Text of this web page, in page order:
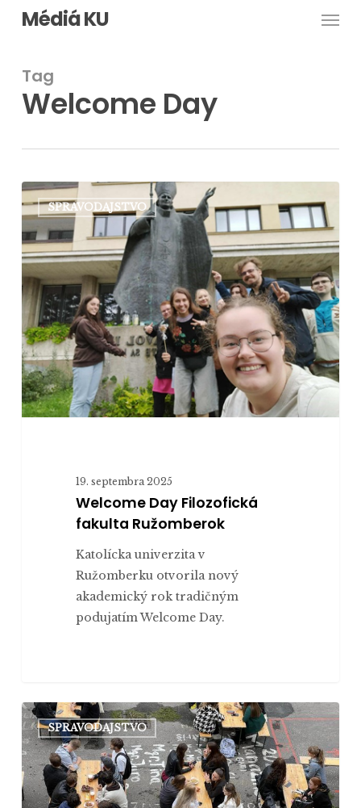
Skip
content
Médiá KU
Tag
Welcome Day
Welcome
Day
Filozofická
fakulta
Ružomberok
SPRAVODAJSTVO
19. septembra 2025
Welcome Day Filozofická
fakulta Ružomberok
Katolícka univerzita v
Ružomberku otvorila nový
akademický rok tradičným
podujatím Welcome Day.
Welcome
Day
mal
u študentov
úspech
SPRAVODAJSTVO